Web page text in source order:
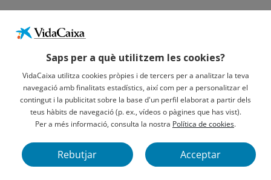
Saps per a què utilitzem les cookies?
VidaCaixa utilitza cookies pròpies i de tercers per a analitzar la teva
navegació amb finalitats estadístics, així com per a personalitzar el
contingut i la publicitat sobre la base d'un perfil elaborat a partir dels
teus hàbits de navegació (p. ex., vídeos o pàgines que has vist).
Per a més informació, consulta la nostra Política de cookies.
Rebutjar Acceptar
Informació Legal Sobre VidaCaixa, S.A.
Avís Legal
Privacidad
VidaCaixa S. A. U. Societat Unipersonal 2026.